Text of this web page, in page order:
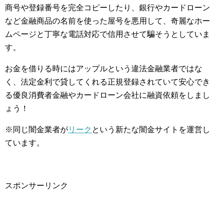
商号や登録番号を完全コピーしたり、銀行やカードローン
など金融商品の名前を使った屋号を悪用して、奇麗なホー
ムページと丁寧な電話対応で信用させて騙そうとしていま
す。
お金を借りる時にはアップルという違法金融業者ではな
く、法定金利で貸してくれる正規登録されていて安心でき
る優良消費者金融やカードローン会社に融資依頼をしまし
ょう！
※同じ闇金業者がリーク という新たな闇金サイトを運営し
ています。
スポンサーリンク